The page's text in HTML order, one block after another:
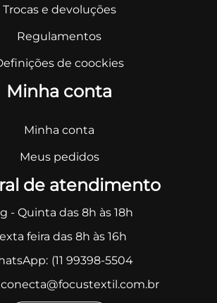
Trocas e devoluções
Regulamentos
de coockies
Minha conta
Minha conta
Meus pedidos
de atendimento
- Quinta das 8h às 18h
feira das 8h às 16h
(11 99398-5504
conecta@focustextil.com.br